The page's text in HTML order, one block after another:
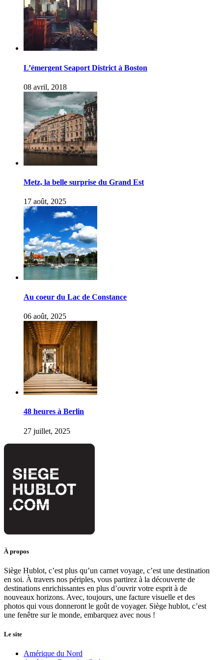
L’émergent Seaport District à Boston
08 avril, 2018
Metz, la belle surprise du Grand Est
17 août, 2025
Au coeur du Lac de Constance
06 août, 2025
48 heures à Berlin
27 juillet, 2025
À propos
Siège Hublot, c’est plus qu’un carnet voyage, c’est une destination
en soi. À travers nos périples, vous partirez à la découverte de
destinations enrichissantes en plus d’ouvrir votre esprit à de
nouveaux horizons. Avec, toujours, une facture visuelle et des
photos qui vous donneront le goût de voyager. Siège hublot, c’est
une fenêtre sur le monde, embarquez avec nous !
Le site
Amérique du Nord